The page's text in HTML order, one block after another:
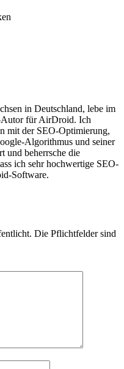
in Deutschland, lebe im
Autor für AirDroid. Ich
mit der SEO-Optimierung,
Algorithmus und seiner
und beherrsche die
ich sehr hochwertige SEO-
Software.
Die Pflichtfelder sind